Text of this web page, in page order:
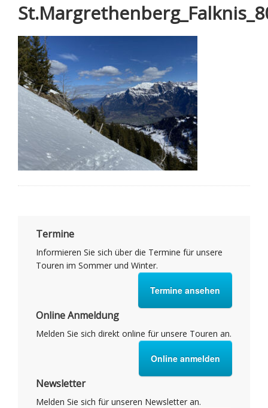
Termine
Informieren Sie sich über die Termine für unsere
Touren im Sommer und Winter.
Termine ansehen
Online Anmeldung
Melden Sie sich direkt online für unsere Touren an.
Online anmelden
Newsletter
Melden Sie sich für unseren Newsletter an.